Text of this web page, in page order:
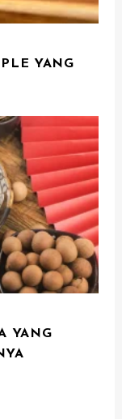
YANG
YANG